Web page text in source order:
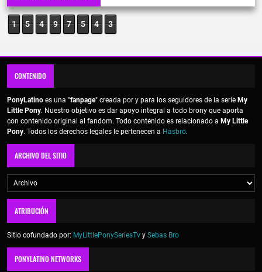
1 5 4 9 7 5 4 3
CONTENIDO
PonyLatino es una "fanpage" creada por y para los seguidores de la serie My
Little Pony. Nuestro objetivo es dar apoyo integral a todo brony que aporta
con contenido original al fandom. Todo contenido es relacionado a My Little
Pony. Todos los derechos legales le pertenecen a Hasbro.
ARCHIVO DEL SITIO
ATRIBUCIÓN
Sitio cofundado por: MyLittlePonySeriesTv y Sebas Bro
PONYLATINO NETWORKS